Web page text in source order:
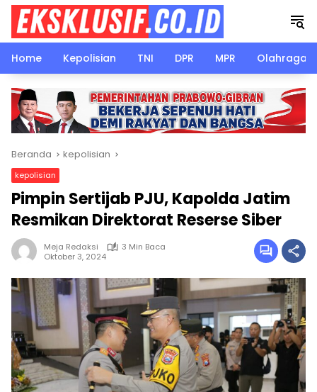
Langsung
konten
Home
Kepolisian TNI DPR MPR Olahraga
Beranda kepolisian
kepolisian
Pimpin Sertijab PJU, Kapolda Jatim
Resmikan Direktorat Reserse Siber
Meja Redaksi
3 Min Baca
Oktober 3, 2024